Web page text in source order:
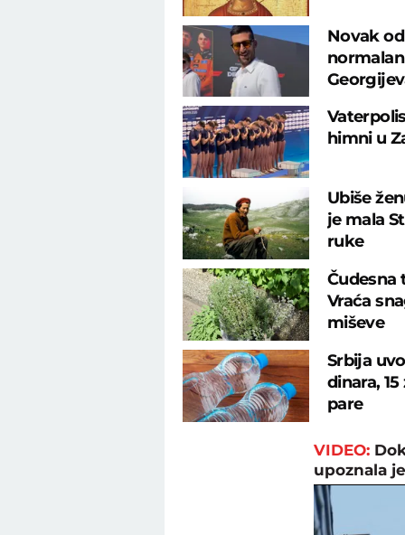
Novak
himni u
Ubiše
je mala
ruke
Čudesna
Vraća
miševe
Srbija
dinara,
pare
VIDEO:
upoznala